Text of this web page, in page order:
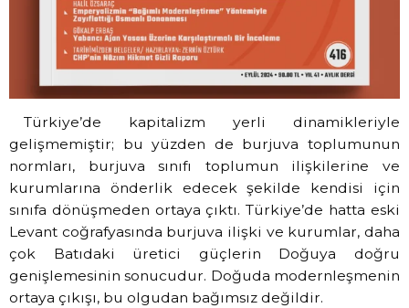
Türkiye’de kapitalizm yerli dinamikleriyle
gelişmemiştir; bu yüzden de burjuva toplumunun
normları, burjuva sınıfı toplumun ilişkilerine ve
kurumlarına önderlik edecek şekilde kendisi için
sınıfa dönüşmeden ortaya çıktı. Türkiye’de hatta eski
Levant coğrafyasında burjuva ilişki ve kurumlar, daha
çok Batıdaki üretici güçlerin Doğuya doğru
genişlemesinin sonucudur. Doğuda modernleşmenin
ortaya çıkışı, bu olgudan bağımsız değildir.